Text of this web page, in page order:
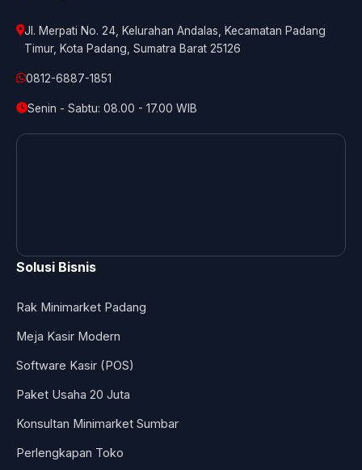
Jl. Merpati No. 24, Kelurahan Andalas, Kecamatan Padang
Timur, Kota Padang, Sumatra Barat 25126
0812-6887-1851
Senin - Sabtu: 08.00 - 17.00 WIB
Solusi Bisnis
Rak Minimarket Padang
Meja Kasir Modern
Software Kasir (POS)
Paket Usaha 20 Juta
Konsultan Minimarket Sumbar
Perlengkapan Toko